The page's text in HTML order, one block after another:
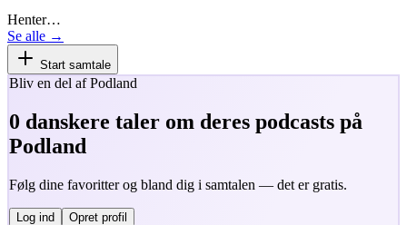
Henter…
Se alle →
Start samtale
Bliv en del af Podland
0 danskere taler om deres podcasts på
Podland
Følg dine favoritter og bland dig i samtalen — det er gratis.
Log ind Opret profil